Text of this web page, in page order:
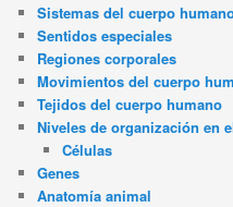
Sistemas del cuerpo
Sentidos especiales
Regiones corporales
Movimientos del cuerpo
Tejidos del cuerpo humano
Niveles de organización en
Células
Genes
Anatomía animal